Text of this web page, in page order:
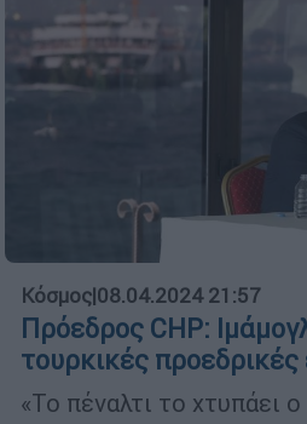
Κόσμος|08.04.2024 21:57
Πρόεδρος CHP:
τουρκικές
«Το πέναλτι το χτυπάει